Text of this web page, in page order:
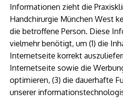
Informationen zieht die
Handchirurgie München West
die betroffene Person. Diese
vielmehr benötigt, um (1) die
Internetseite korrekt
Internetseite sowie die
optimieren, (3) die dauerhafte
unserer